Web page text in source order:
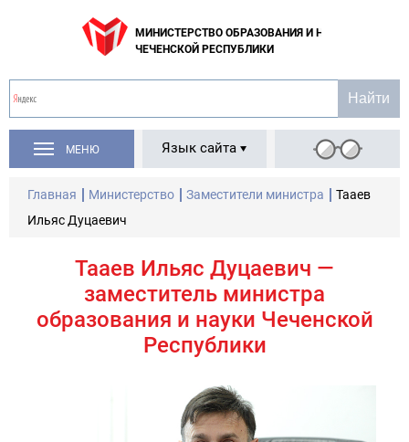
МИНИСТЕРСТВО ОБРАЗОВАНИЯ И НАУКИ
ЧЕЧЕНСКОЙ РЕСПУБЛИКИ
МЕНЮ Язык сайта
Главная Министерство Заместители министра
Тааев
Ильяс Дуцаевич
Тааев Ильяс Дуцаевич —
заместитель министра
образования и науки Чеченской
Республики